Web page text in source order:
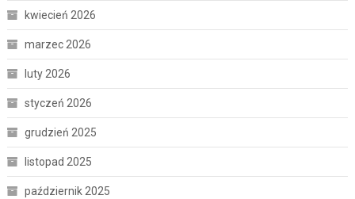
kwiecień 2026
marzec 2026
luty 2026
styczeń 2026
grudzień 2025
listopad 2025
październik 2025